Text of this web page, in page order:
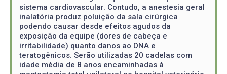
sistema cardiovascular. Contudo, a anestesia geral
inalatória produz poluição da sala cirúrgica
podendo causar desde efeitos agudos da
exposição da equipe (dores de cabeça e
irritabilidade) quanto danos ao DNA e
teratogênicos. Serão utilizadas 20 cadelas com
idade média de 8 anos encaminhadas à